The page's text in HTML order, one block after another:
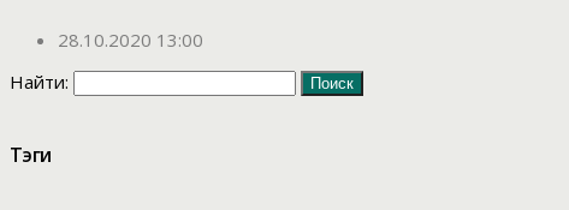
28.10.2020 13:00
Найти:
Тэги